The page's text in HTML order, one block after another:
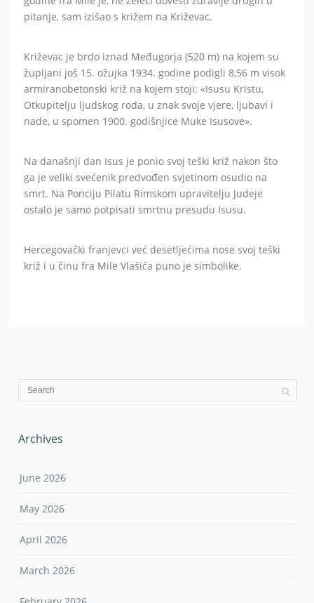
pitanje, sam izišao s križem na Križevac.
Križevac je brdo iznad Međugorja (520 m) na kojem su
župljani još 15. ožujka 1934. godine podigli 8,56 m visok
armiranobetonski križ na kojem stoji: «Isusu Kristu,
Otkupitelju ljudskog roda, u znak svoje vjere, ljubavi i
nade, u spomen 1900. godišnjice Muke Isusove».
Na današnji dan Isus je ponio svoj teški križ nakon što
ga je veliki svećenik predvođen svjetinom osudio na
smrt. Na Ponciju Pilatu Rimskom upravitelju Judeje
ostalo je samo potpisati smrtnu presudu Isusu.
Hercegovački franjevci već desetljećima nose svoj teški
križ i u činu fra Mile Vlašića puno je simbolike.
Archives
June 2026
May 2026
April 2026
March 2026